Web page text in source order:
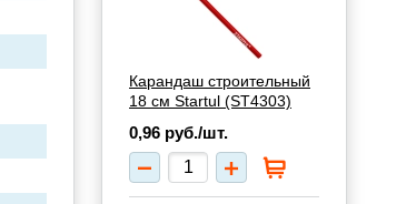
Карандаш строительный
18 см Startul (ST4303)
0,96 руб./шт.